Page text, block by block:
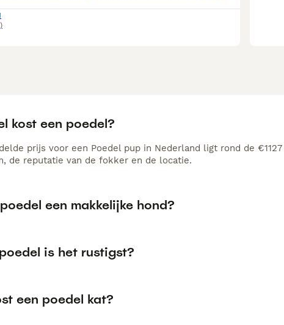
kost een poedel?
prijs voor een Poedel pup in Nederland ligt rond de
de reputatie van de fokker en de locatie.
een makkelijke hond?
is het rustigst?
een poedel kat?